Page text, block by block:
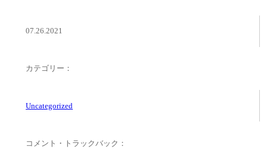
07.26.2021
カテゴリー：
Uncategorized
コメント・トラックバック：